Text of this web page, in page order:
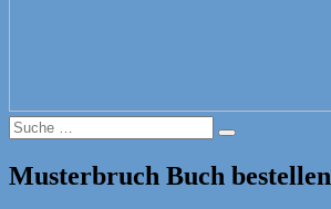
Suche
nach:
Suche
Musterbruch Buch bestellen